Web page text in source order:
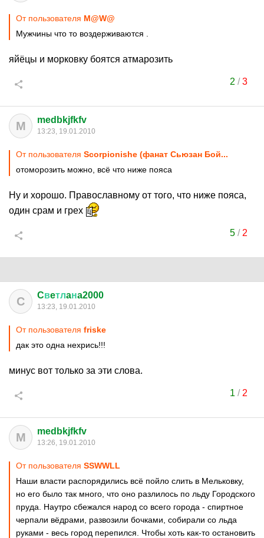
От пользователя M@W@
Мужчины что то воздерживаются .
яйёцы и морковку боятся атмарозить
2 /3
M medbkjfkfv
13:23, 19.01.2010
От пользователя Scorpionishe (фанат Сьюзан Бой...
отоморозить можно, всё что ниже пояса
Ну и хорошо. Православному от того, что ниже пояса,
один срам и грех
5/ 2
C Cвeтлaнa2000
13:23, 19.01.2010
От пользователя friske
дак это одна нехрись!!!
минус вот только за эти слова.
1 / 2
M medbkjfkfv
13:26, 19.01.2010
От пользователя SSWWLL
Наши власти распорядились всё пойло слить в Мельковку,
но его было так много, что оно разлилось по льду Городского
пруда. Наутро сбежался народ со всего города - спиртное
черпали вёдрами, развозили бочками, собирали со льда
руками - весь город перепился. Чтобы хоть как-то остановить